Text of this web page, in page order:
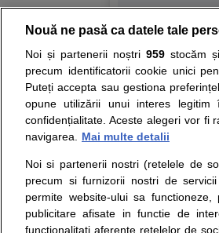
Resurse:
Opiniile avizate
nici diagnosticul
ii punem la
Despre noi
Contact
Intrebari frecvente
Consultanti
Nouă ne pasă ca datele tale
Noi și partenerii noștri 959stocăm
precum identificatorii cookie unici
Puteți accepta sau gestiona
opune utilizării unui interes
confidențialitate. Aceste alegeri vor fi
navigarea.
Mai multe detalii
Noi si partenerii nostri (retelele de
precum si furnizorii nostri de
permite website-ului sa
publicitare afisate in functie de
functionalitati aferente retelelor de